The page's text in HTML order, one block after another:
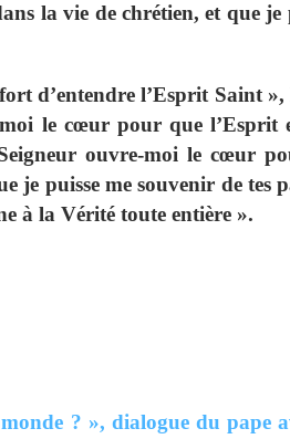
la vie de chrétien, et que je
d’entendre l’Esprit Saint »,
le cœur pour que l’Esprit
ouvre-moi le cœur
je puisse me souvenir de tes
à la Vérité toute entière ».
? », dialogue du pape